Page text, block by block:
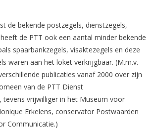
de bekende postzegels, dienstzegels,
de PTT ook een aantal minder bekende
spaarbankzegels, visaktezegels en deze
waren aan het loket verkrijgbaar. (M.m.v.
publicaties vanaf 2000 over zijn
van de PTT Dienst
tevens vrijwilliger in het Museum voor
Erkelens, conservator Postwaarden
Communicatie.)